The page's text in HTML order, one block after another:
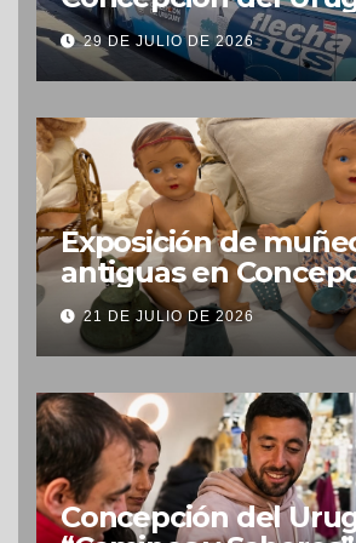
29 DE JULIO DE 2026
Exposición de
antiguas en
Uruguay
21 DE JULIO DE 2026
Concepción del